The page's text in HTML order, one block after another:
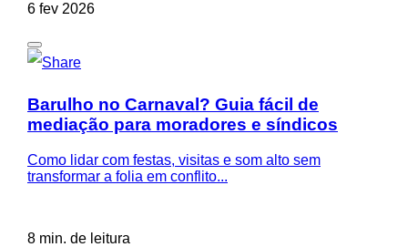
6 fev 2026
Barulho no Carnaval? Guia fácil de
mediação para moradores e síndicos
Como lidar com festas, visitas e som alto sem
transformar a folia em conflito...
8 min. de leitura